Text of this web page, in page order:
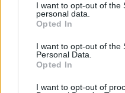
I want to opt-out of the
personal data.
Opted In
I want to opt-out of the
Personal Data.
Opted In
I want to opt-out of
Hoeveelheid bijwerkingen
Bijwerkingen
darm/maag van streek
Overstap van citalopram
klachten te veel als